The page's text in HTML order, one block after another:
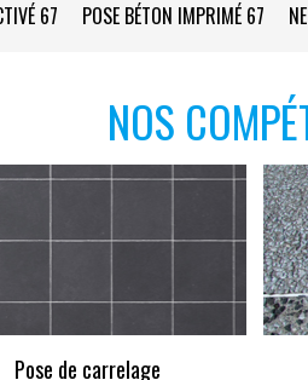
67 POSE BÉTON IMPRIMÉ 67
NOS
Pose de carrelage